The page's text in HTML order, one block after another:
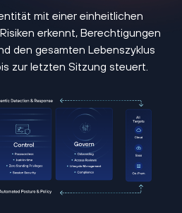
mit einer einheitlichen
erkennt, Berechtigungen
den gesamten Lebenszyklus
zur letzten Sitzung steuert.